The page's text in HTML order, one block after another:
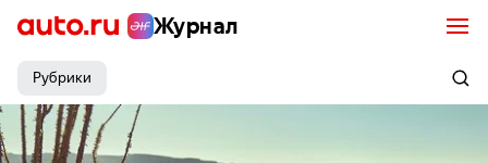
Журнал
Рубрики